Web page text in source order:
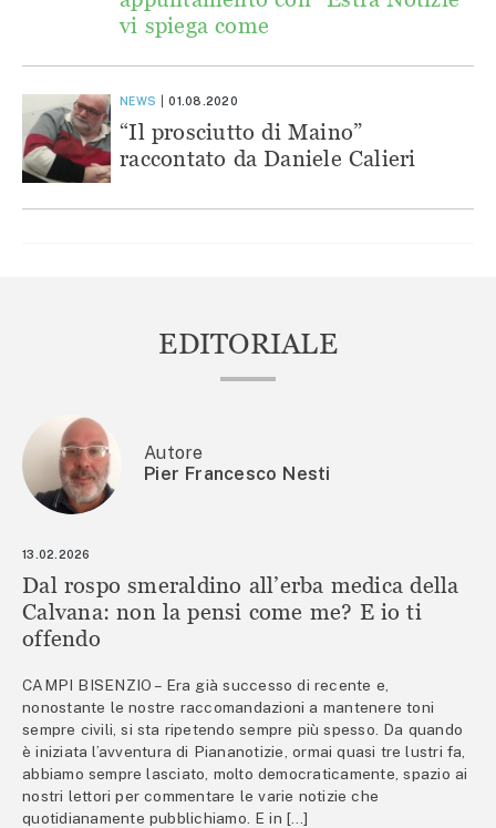
vi spiega come
NEWS 01.08.2020
“Il prosciutto di Maino”
raccontato da Daniele Calieri
EDITORIALE
Autore
Pier Francesco Nesti
13.02.2026
Dal rospo smeraldino all’erba medica della
Calvana: non la pensi come me? E io ti
offendo
CAMPI BISENZIO – Era già successo di recente e,
nonostante le nostre raccomandazioni a mantenere toni
sempre civili, si sta ripetendo sempre più spesso. Da quando
è iniziata l’avventura di Piananotizie, ormai quasi tre lustri fa,
abbiamo sempre lasciato, molto democraticamente, spazio ai
nostri lettori per commentare le varie notizie che
quotidianamente pubblichiamo. E in […]